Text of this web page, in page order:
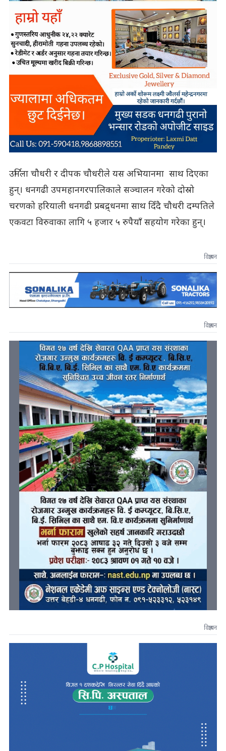
उर्मिला चौधरी र दीपक चौधरीले यस अभियानमा साथ दिएका
हुन्। धनगढी उपमहानगरपालिकाले सञ्चालन गरेको दोस्रो
चरणको हरियाली धनगढी प्रबद्र्धनमा साथ दिँदै चौधरी दम्पतिले
एकवटा विरुवाका लागि ५ हजार ५ रुपैयाँ सहयोग गरेका हुन्।
विज्ञापन
विज्ञापन
विज्ञापन